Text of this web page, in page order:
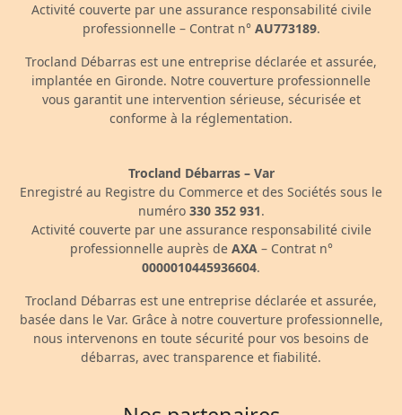
Activité couverte par une assurance responsabilité civile
professionnelle – Contrat n° AU773189.
Trocland Débarras est une entreprise déclarée et assurée,
implantée en Gironde. Notre couverture professionnelle
vous garantit une intervention sérieuse, sécurisée et
conforme à la réglementation.
Trocland Débarras – Var
Enregistré au Registre du Commerce et des Sociétés sous le
numéro 330 352 931.
Activité couverte par une assurance responsabilité civile
professionnelle auprès de AXA– Contrat n°
0000010445936604.
Trocland Débarras est une entreprise déclarée et assurée,
basée dans le Var. Grâce à notre couverture professionnelle,
nous intervenons en toute sécurité pour vos besoins de
débarras, avec transparence et fiabilité.